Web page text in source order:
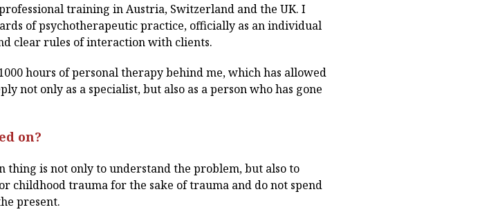
training in Austria, Switzerland and the UK. I
of psychotherapeutic practice, officially as an individual
clear rules of interaction with clients.
hours of personal therapy behind me, which has allowed
not only as a specialist, but also as a person who has gone
on?
thing is not only to understand the problem, but also to
childhood trauma for the sake of trauma and do not spend
present.